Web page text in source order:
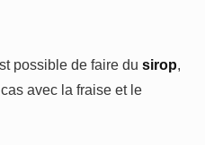
possible de faire du sirop,
avec la fraise et le